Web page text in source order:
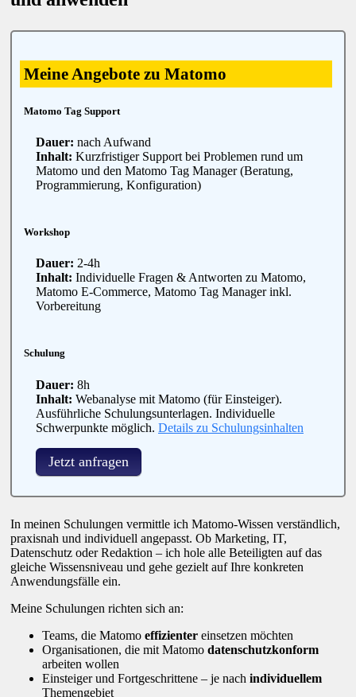
Meine Angebote zu Matomo
Matomo Tag Support
Dauer: nach Aufwand
Inhalt: Kurzfristiger Support bei Problemen rund um
Matomo und den Matomo Tag Manager (Beratung,
Programmierung, Konfiguration)
Workshop
Dauer: 2-4h
Inhalt: Individuelle Fragen & Antworten zu Matomo,
Matomo E-Commerce, Matomo Tag Manager inkl.
Vorbereitung
Schulung
Dauer: 8h
Inhalt: Webanalyse mit Matomo (für Einsteiger).
Ausführliche Schulungsunterlagen. Individuelle
Schwerpunkte möglich. Details zu Schulungsinhalten
Jetzt anfragen
In meinen Schulungen vermittle ich Matomo-Wissen verständlich,
praxisnah und individuell angepasst. Ob Marketing, IT,
Datenschutz oder Redaktion – ich hole alle Beteiligten auf das
gleiche Wissensniveau und gehe gezielt auf Ihre konkreten
Anwendungsfälle ein.
Meine Schulungen richten sich an:
Teams, die Matomo effizienter einsetzen möchten
Organisationen, die mit Matomo datenschutzkonform
arbeiten wollen
Einsteiger und Fortgeschrittene – je nach individuellem
Themengebiet